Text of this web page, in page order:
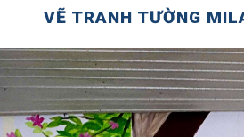
VẼ TRANH TƯỜNG